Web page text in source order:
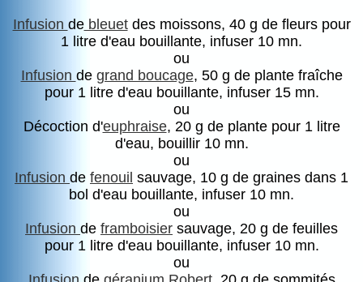
Infusion debleuetdes moissons, 40 g de fleurs pour
1 litre d'eau bouillante, infuser 10 mn.
ou
Infusion de grand boucage, 50 g de plante fraîche
pour 1 litre d'eau bouillante, infuser 15 mn.
ou
Décoction d'euphraise, 20 g de plante pour 1 litre
d'eau, bouillir 10 mn.
ou
Infusion de fenouil sauvage, 10 g de graines dans 1
bol d'eau bouillante, infuser 10 mn.
ou
Infusion de framboisier sauvage, 20 g de feuilles
pour 1 litre d'eau bouillante, infuser 10 mn.
ou